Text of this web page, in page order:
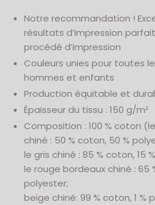
Notre recommandation !
résultats d’impression
procédé d’impression
Couleurs unies pour toutes
hommes et enfants
Production équitable et
Épaisseur du tissu : 150 g/m²
Composition : 100 % coton
chiné : 50 % coton, 50 %
le gris chiné : 85 % coton, 15
le rouge bordeaux chiné : 65
polyester;
beige chiné: 99 % coton, 1 %